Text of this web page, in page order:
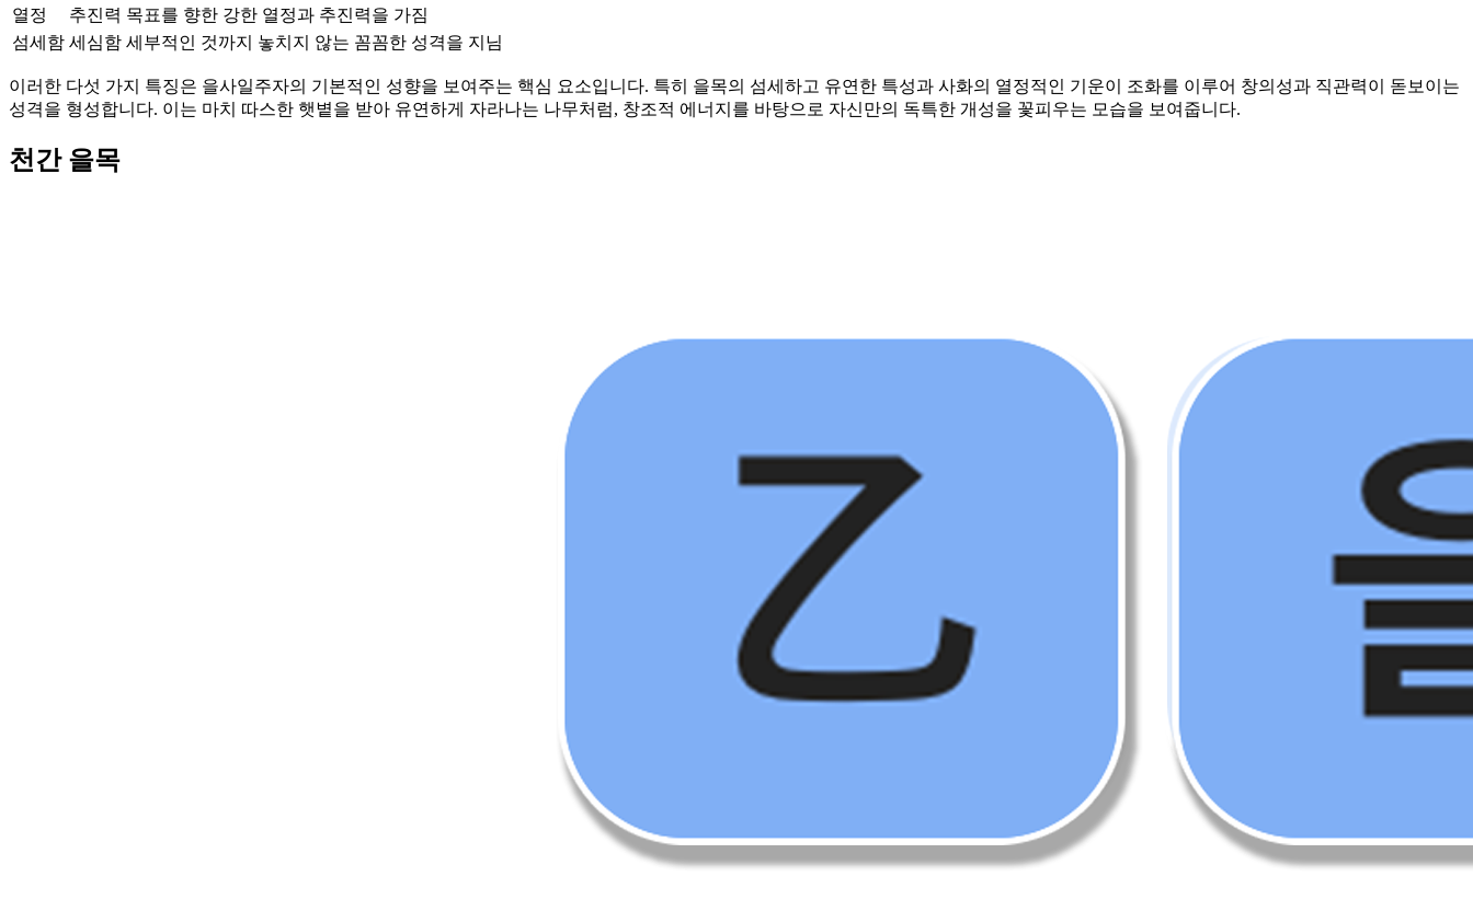
열정
추진력 목표를 향한 강한 열정과 추진력을 가짐
섬세함 세심함 세부적인 것까지 놓치지 않는 꼼꼼한 성격을 지님
이러한 다섯 가지 특징은 을사일주자의 기본적인 성향을 보여주는 핵심 요소입니다. 특히 을목의 섬세하고 유연한 특성과 사화의 열정적인 기운이 조화를 이루어 창의성과 직관력이 돋보이는
성격을 형성합니다. 이는 마치 따스한 햇볕을 받아 유연하게 자라나는 나무처럼, 창조적 에너지를 바탕으로 자신만의 독특한 개성을 꽃피우는 모습을 보여줍니다.
천간 을목